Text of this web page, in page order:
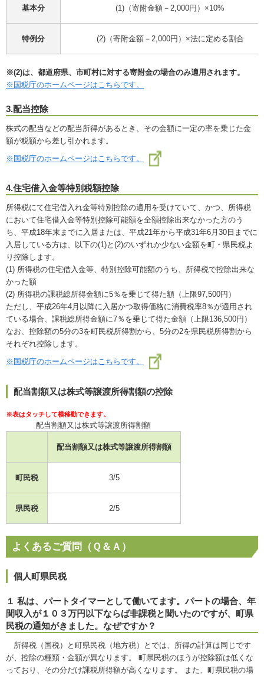
基本分 (1)（寄附金額－2,000円）×10%
特例分 (2)（寄附金額－2,000円）×法に定める割合
※(2)は、都道府県、市町村に対する寄附金の場合のみ適用されます。
※国税庁のホームページはこちらです。
3.配当控除
株式の配当などの配当所得があるとき、その金額に一定の率を乗じた金
額が税額から差し引かれます。
※国税庁のホームページはこちらです。
4.住宅借入金等特別税額控除
所得税にて住宅借入れ金等特別控除の適用を受けていて、かつ、所得税
において住宅借入金等特別控除可能額を全額控除出来なかった方のう
ち、平成18年末までに入居または、平成21年から平成31年6月30日までに
入居している方は、以下の(1)と(2)のいずれか少ない金額を町・県民税よ
り控除します。
(1) 所得税の住宅借入金等、特別控除可能額のうち、所得税で控除出来な
かった額
(2) 所得税の課税総所得金額に5％を乗じて得た額（上限97,500円）
ただし、平成26年4月以降に入居かつ取得価格に消費税率8％が適用され
ている場合、課税総所得金額に7％を乗じて得た金額（上限136,500円）
なお、控除額の5分の3を町民税所得割から、5分の2を県民税所得割から
それぞれ控除します。
※国税庁のホームページはこちらです。
配当割額又は株式等譲渡所得割額の控除
配当割額又は株式等譲渡所得割額
配当割額又は株式等譲渡所得割額
町民税 3/5
県民税 2/5
よくあるご質問（Ｑ＆Ａ）
個人町県民税
１ 私は、パートタイマーとして働いてます。パートの場合、年
間収入が１０３万円以下ならば非課税と聞いたのですが、町県
民税の通知がきました。なぜですか？
所得税（国税）と町県民税（地方税）とでは、所得の計算は同じです
が、控除の種類・金額が異なります。 町県民税のほうが控除額は低くな
っており、その分だけ課税所得額が高くなります。 また、町県民税の場